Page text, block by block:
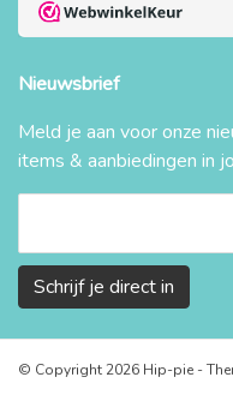
Nieuwsbrief
Meld je aan voor onze
items & aanbiedingen in
Schrijf je direct in
© Copyright 2026 Hip-pie -